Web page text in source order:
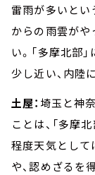
雷雨が多いとい
からの雨雲が
い。「多摩北部
少し近い、内陸
土屋： 埼玉と神
ことは、「多摩
程度天気として
や、認めざるを